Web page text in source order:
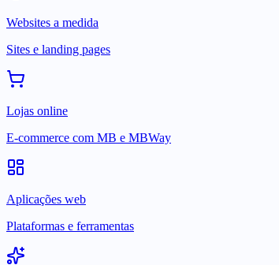
Websites a medida
Sites e landing pages
Lojas online
E-commerce com MB e MBWay
Aplicações web
Plataformas e ferramentas